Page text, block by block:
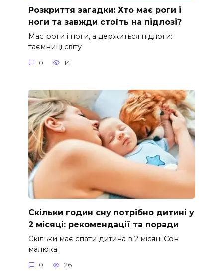
Розкриття загадки: Хто має роги і
ноги та завжди стоїть на підлозі?
Має роги і ноги, а держиться підлоги:
таємниці світу
0 14
Скільки годин сну потрібно дитині у
2 місяці: рекомендації та поради
Скільки має спати дитина в 2 місяці Сон
малюка.
0 26